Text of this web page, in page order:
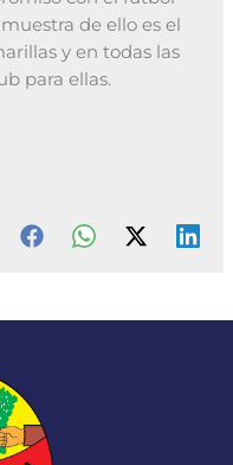
de ello es el
y en todas las
para ellas.